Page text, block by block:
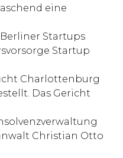
eine
Startups
Startup
Charlottenburg
Das Gericht
Christian Otto